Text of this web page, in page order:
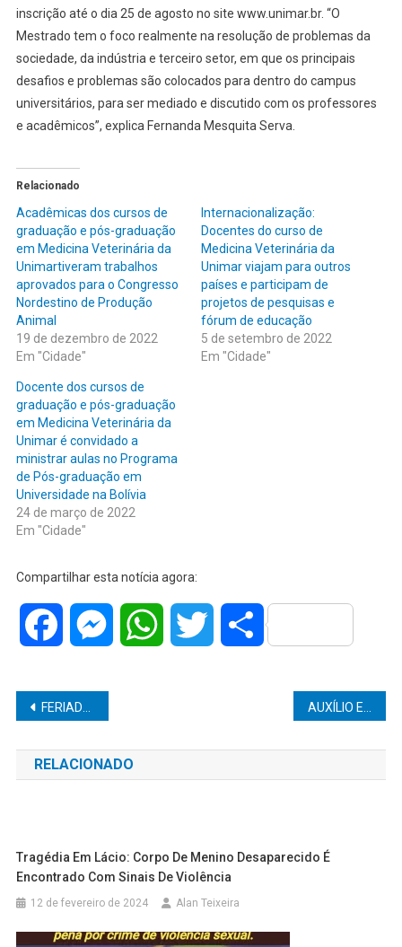
inscrição até o dia 25 de agosto no site www.unimar.br. “O
Mestrado tem o foco realmente na resolução de problemas da
sociedade, da indústria e terceiro setor, em que os principais
desafios e problemas são colocados para dentro do campus
universitários, para ser mediado e discutido com os professores
e acadêmicos”, explica Fernanda Mesquita Serva.
Relacionado
Acadêmicas dos cursos de
graduação e pós-graduação
em Medicina Veterinária da
Unimartiveram trabalhos
aprovados para o Congresso
Nordestino de Produção
Animal
19 de dezembro de 2022
Em "Cidade"
Internacionalização:
Docentes do curso de
Medicina Veterinária da
Unimar viajam para outros
países e participam de
projetos de pesquisas e
fórum de educação
5 de setembro de 2022
Em "Cidade"
Docente dos cursos de
graduação e pós-graduação
em Medicina Veterinária da
Unimar é convidado a
ministrar aulas no Programa
de Pós-graduação em
Universidade na Bolívia
24 de março de 2022
Em "Cidade"
Compartilhar esta notícia agora:
Facebook MessengerWhatsAppTwitter Share
Navegação
de
Post
FERIADO DE 9 DE JULHO É MANTIDO NO ESTADO DE SÃO PAULO AUXÍLIO EMERGENCIAL É PRORROGADO POR MAIS TRÊS MESES
RELACIONADO
Tragédia Em Lácio: Corpo De Menino Desaparecido É
Encontrado Com Sinais De Violência
12 de fevereiro de 2024 Alan Teixeira